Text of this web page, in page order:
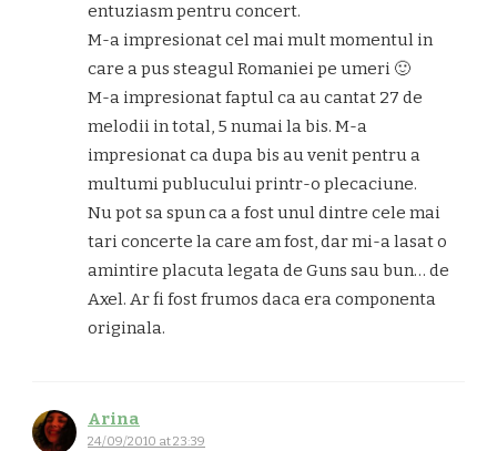
entuziasm pentru concert.
M-a impresionat cel mai mult momentul in
care a pus steagul Romaniei pe umeri 🙂
M-a impresionat faptul ca au cantat 27 de
melodii in total, 5 numai la bis. M-a
impresionat ca dupa bis au venit pentru a
multumi publucului printr-o plecaciune.
Nu pot sa spun ca a fost unul dintre cele mai
tari concerte la care am fost, dar mi-a lasat o
amintire placuta legata de Guns sau bun… de
Axel. Ar fi fost frumos daca era componenta
originala.
Arina
24/09/2010 at 23:39